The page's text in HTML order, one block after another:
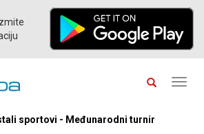
sportovi - Međunarodni turnir